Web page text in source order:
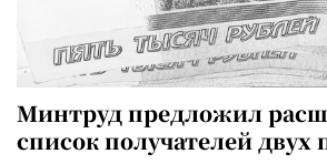
Минтруд предложил
список получателей двух